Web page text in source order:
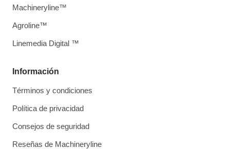
Información
Términos y condiciones
Política de privacidad
Consejos de seguridad
Reseñas de Machineryline
Machineryline™
Agroline™
Linemedia Digital ™